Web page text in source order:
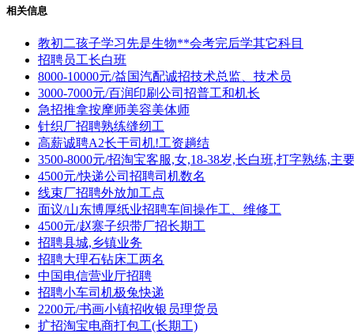
相关信息
教初二孩子学习先是生物**会考完后学其它科目
招聘员工长白班
8000-10000元/益国汽配诚招技术总监、技术员
3000-7000元/百润印刷公司招普工和机长
急招推拿按摩师美容美体师
针织厂招聘熟练缝纫工
高薪诚聘A2长干司机!工资趟结
3500-8000元/招淘宝客服,女,18-38岁,长白班,打字熟练,主
4500元/快递公司招聘司机数名
线束厂招聘外放加工点
面议/山东博厚纸业招聘车间操作工、维修工
4500元/赵寨子织带厂招长期工
招聘县城,乡镇业务
招聘大理石钻床工两名
中国电信营业厅招聘
招聘小车司机极兔快递
2200元/书画小镇招收银员理货员
扩招淘宝电商打包工(长期工)